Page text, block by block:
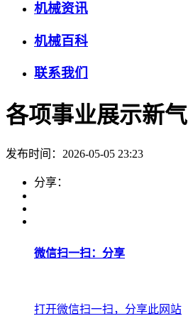
机械资讯
机械百科
联系我们
各项事业展示新气
发布时间：2026-05-05 23:23
分享：
微信扫一扫：分享
打开微信扫一扫，分享此网站